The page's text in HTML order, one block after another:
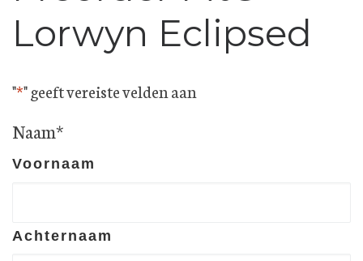
Lorwyn Eclipsed
"*" geeft vereiste velden aan
Naam*
Voornaam
Achternaam